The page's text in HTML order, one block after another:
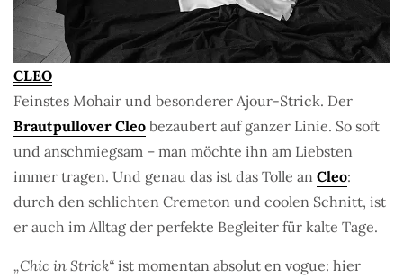
CLEO
Feinstes Mohair und besonderer Ajour-Strick. Der
Brautpullover Cleo bezaubert auf ganzer Linie. So soft
und anschmiegsam – man möchte ihn am Liebsten
immer tragen. Und genau das ist das Tolle an Cleo:
durch den schlichten Cremeton und coolen Schnitt, ist
er auch im Alltag der perfekte Begleiter für kalte Tage.
„Chic in Strick“ ist momentan absolut en vogue: hier